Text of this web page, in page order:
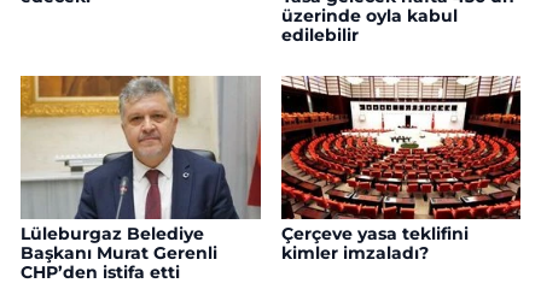
üzerinde oyla kabul
edilebilir
Lüleburgaz Belediye
Başkanı Murat Gerenli
CHP’den istifa etti
Çerçeve yasa teklifini
kimler imzaladı?